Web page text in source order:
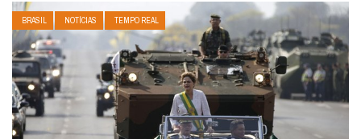
BRASIL NOTÍCIAS TEMPO REAL